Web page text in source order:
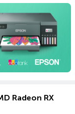
Radeon RX